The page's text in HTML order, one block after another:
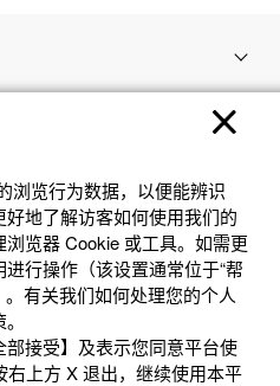
媒体
浏览⾏为数据，以便能辨识
地了解访客如何使⽤我们的
览器 Cookie 或⼯具。如需更
⾏操作（该设置通常位于“帮
。有关我们如何处理您的个⼈
接受】及表示您同意平台使
上⽅ X 退出，继续使⽤本平